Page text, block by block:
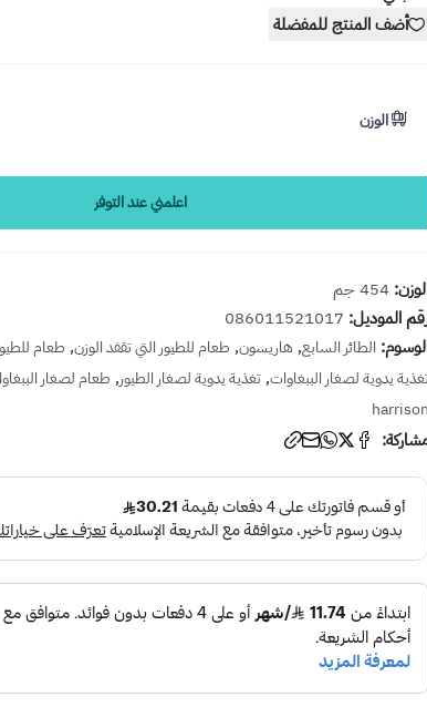
أضف المنتج للمفضلة
الوزن
اعلمني عند التوفر
454 جم
الموديل: 086011521017
الطائر السابع, هاريسون, طعام للطيور التي تقفد الوزن, طعام
يدوية لصغار الببغاوات,تغذية يدوية لصغار الطيور, طعام لصغار
harrison